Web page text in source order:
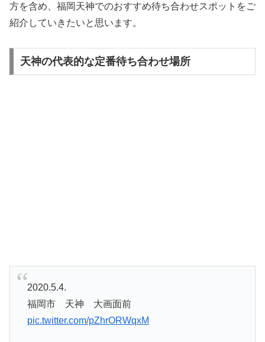
方を含め、福岡天神でのおすすめ待ち合わせスポットをご
紹介していきたいと思います。
天神の代表的な定番待ち合わせ場所
2020.5.4.
福岡市 天神 大画面前
pic.twitter.com/pZhrORWqxM